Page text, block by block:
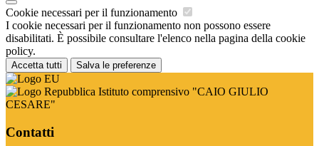
Cookie necessari per il funzionamento
I cookie necessari per il funzionamento non possono essere
disabilitati. È possibile consultare l'elenco nella pagina della cookie
policy.
Accetta tutti Salva le preferenze
Istituto comprensivo "CAIO GIULIO
CESARE"
Contatti